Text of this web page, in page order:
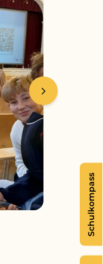
Schulkompass